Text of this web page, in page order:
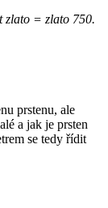
zlato = zlato 750.
prstenu, ale
a jak je prsten
se tedy řídit